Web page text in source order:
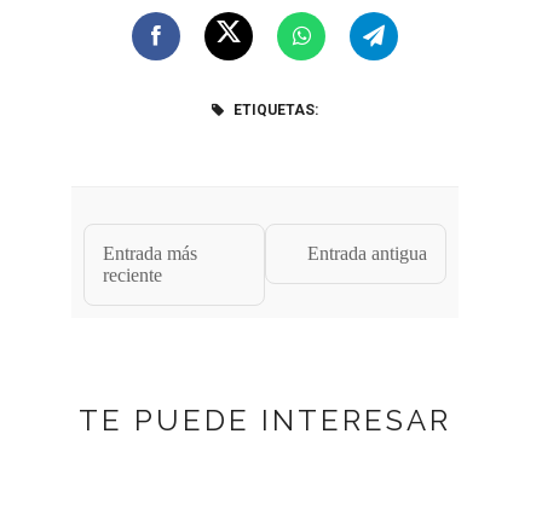
ETIQUETAS:
Entrada más
reciente
Entrada antigua
TE PUEDE INTERESAR